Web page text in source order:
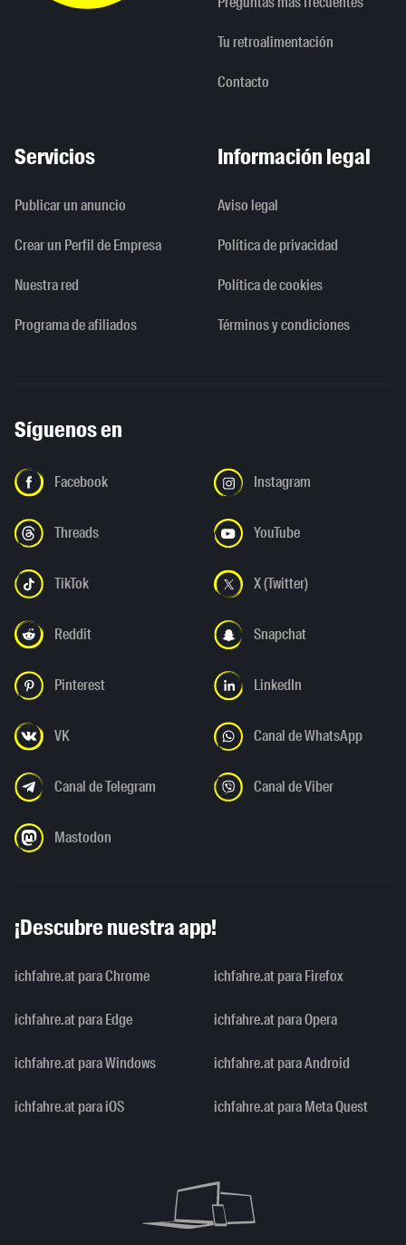
Tu retroalimentación
Contacto
Servicios
Publicar un anuncio
Crear un Perfil de Empresa
Nuestra red
Programa de afiliados
Información legal
Aviso legal
Política de privacidad
Política de cookies
Términos y condiciones
Síguenos en
Facebook Instagram
Threads YouTube
TikTok X (Twitter)
Reddit Snapchat
Pinterest LinkedIn
VK Canal de WhatsApp
Canal de Telegram Canal de Viber
Mastodon
¡Descubre nuestra app!
ichfahre.at para Chrome ichfahre.at para Firefox
ichfahre.at para Edge ichfahre.at para Opera
ichfahre.at para Windows ichfahre.at para Android
ichfahre.at para iOS ichfahre.at para Meta Quest